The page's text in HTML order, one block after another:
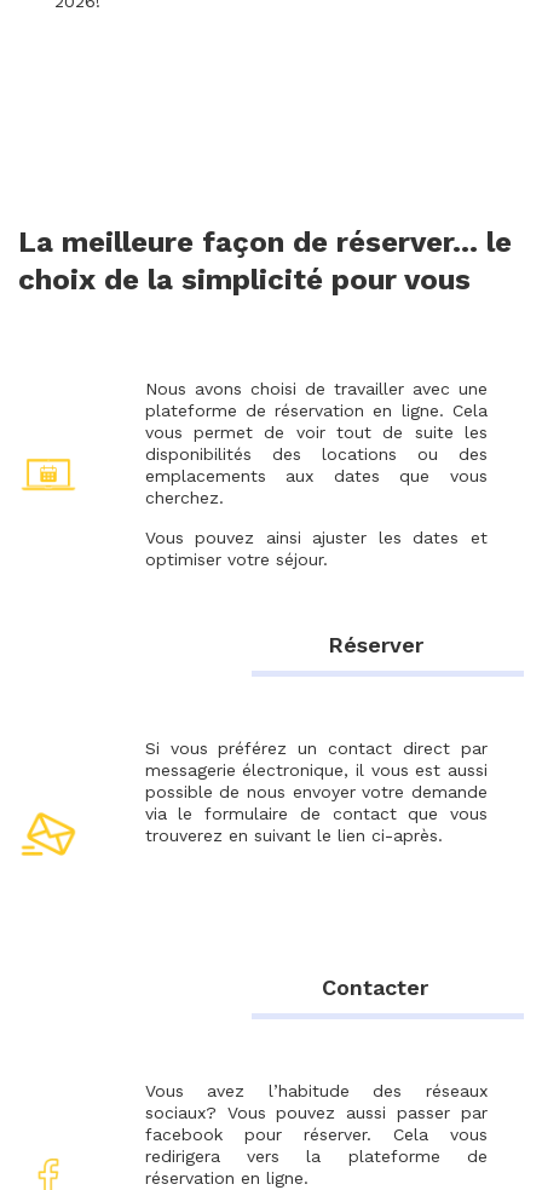
La meilleure façon de réserver… le
choix de la simplicité pour vous
Nous avons choisi de travailler avec une
plateforme de réservation en ligne. Cela
vous permet de voir tout de suite les
disponibilités des locations ou des
emplacements aux dates que vous
cherchez.
Vous pouvez ainsi ajuster les dates et
optimiser votre séjour.
Réserver
Si vous préférez un contact direct par
messagerie électronique, il vous est aussi
possible de nous envoyer votre demande
via le formulaire de contact que vous
trouverez en suivant le lien ci-après.
Contacter
Vous avez l’habitude des réseaux
sociaux? Vous pouvez aussi passer par
facebook pour réserver. Cela vous
redirigera vers la plateforme de
réservation en ligne.